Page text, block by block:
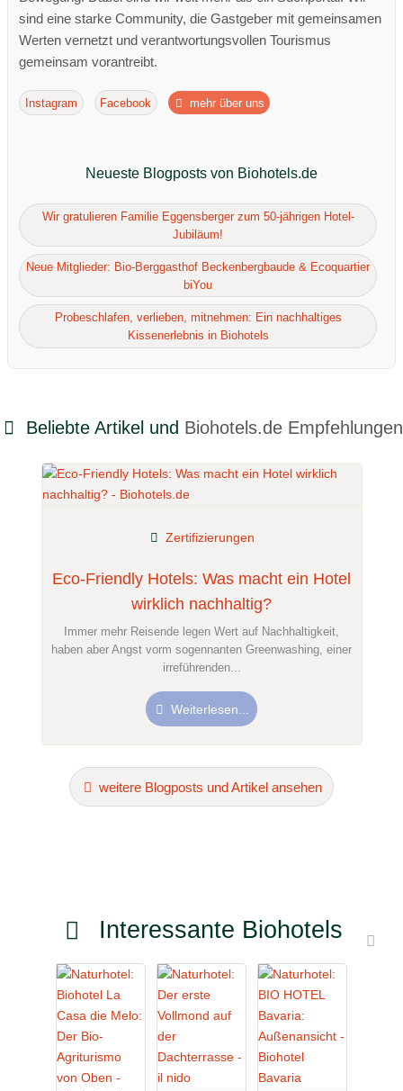
Beliebte Artikel und Biohotels.de Empfehlungen
Eco-Friendly Hotels: Was macht ein Hotel
wirklich nachhaltig?
Zertifizierungen
Immer mehr Reisende legen Wert auf Nachhaltigkeit,
haben aber Angst vorm sogennanten Greenwashing, einer
irreführenden...
Weiterlesen...
weitere Blogposts und Artikel ansehen
Interessante Biohotels
sind eine starke Community, die Gastgeber mit gemeinsamen
Werten vernetzt und verantwortungsvollen Tourismus
gemeinsam vorantreibt.
Instagram Facebook mehr über uns
Neueste Blogposts von Biohotels.de
Wir gratulieren Familie Eggensberger zum 50-jährigen Hotel-
Jubiläum!
Neue Mitglieder: Bio-Berggasthof Beckenbergbaude & Ecoquartier
biYou
Probeschlafen, verlieben, mitnehmen: Ein nachhaltiges
Kissenerlebnis in Biohotels